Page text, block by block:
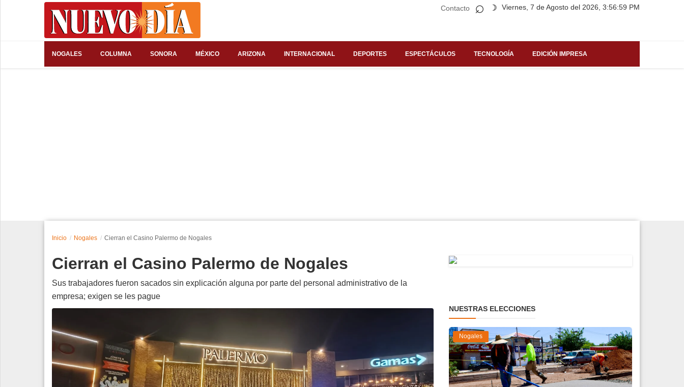
Contacto Viernes, 7 de Agosto del 2026, 3:56:59 PM
⌕ ☽
NOGALES COLUMNA SONORA MÉXICO ARIZONA INTERNACIONAL DEPORTES ESPECTÁCULOS TECNOLOGÍA EDICIÓN IMPRESA
Inicio Nogales Cierran el Casino Palermo de Nogales
Cierran el Casino Palermo de Nogales
Sus trabajadores fueron sacados sin explicación alguna por parte del personal administrativo de la
empresa; exigen se les pague
NUESTRAS ELECCIONES
Nogales